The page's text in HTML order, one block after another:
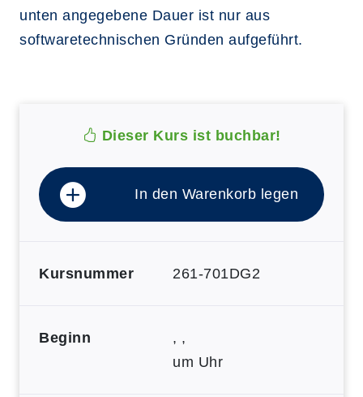
unten angegebene Dauer ist nur aus
softwaretechnischen Gründen aufgeführt.
Dieser Kurs ist buchbar!
In den Warenkorb legen
Kursnummer 261-701DG2
Beginn
, ,
um Uhr